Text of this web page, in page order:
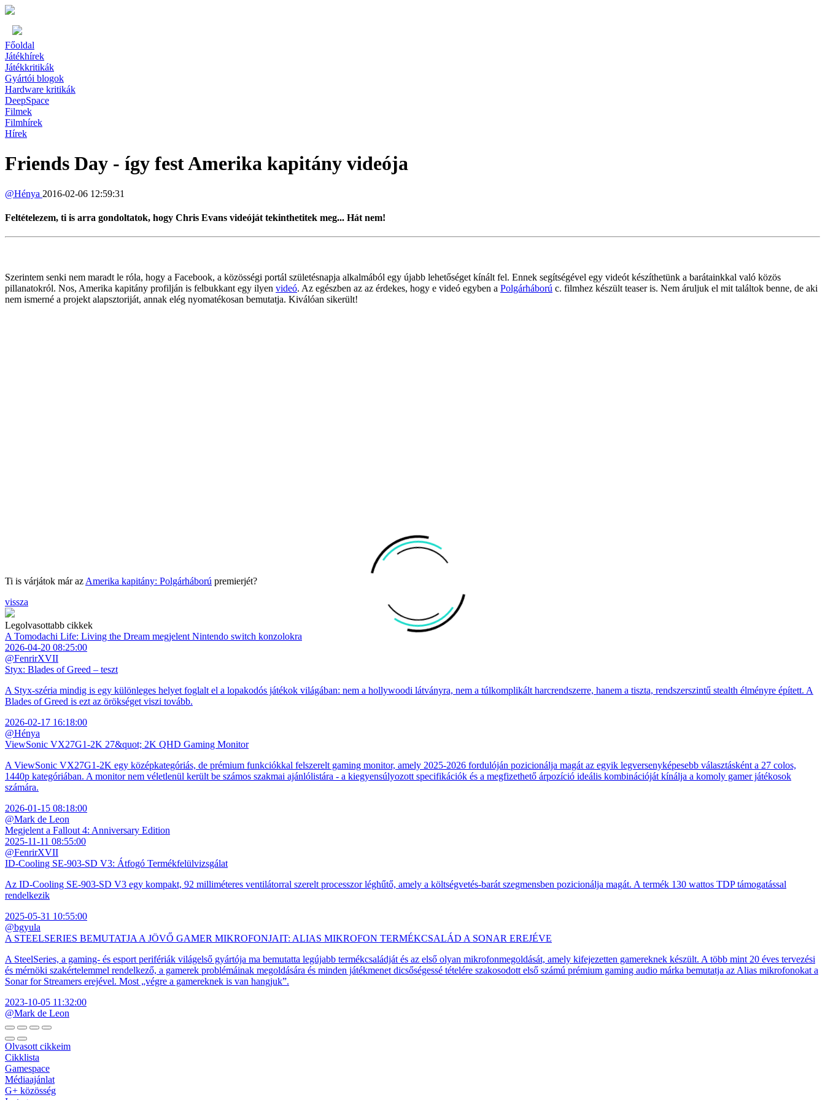
Főoldal
Játékhírek
Játékkritikák
Gyártói blogok
Hardware kritikák
DeepSpace
Filmek
Filmhírek
Hírek
Friends Day - így fest Amerika kapitány videója
@Hénya 2016-02-06 12:59:31
Feltételezem, ti is arra gondoltatok, hogy Chris Evans videóját tekinthetitek meg... Hát nem!
Szerintem senki nem maradt le róla, hogy a Facebook, a közösségi portál születésnapja alkalmából egy újabb lehetőséget kínált fel. Ennek segítségével egy videót készíthetünk a barátainkkal való közös
pillanatokról. Nos, Amerika kapitány profilján is felbukkant egy ilyen videó. Az egészben az az érdekes, hogy e videó egyben a Polgárháború c. filmhez készült teaser is. Nem áruljuk el mit találtok benne, de aki
nem ismerné a projekt alapsztoriját, annak elég nyomatékosan bemutatja. Kiválóan sikerült!
Ti is várjátok már az Amerika kapitány: Polgárháború premierjét?
vissza
Legolvasottabb cikkek
A Tomodachi Life: Living the Dream megjelent Nintendo switch konzolokra
2026-04-20 08:25:00
@FenrirXVII
Styx: Blades of Greed – teszt
A Styx-széria mindig is egy különleges helyet foglalt el a lopakodós játékok világában: nem a hollywoodi látványra, nem a túlkomplikált harcrendszerre, hanem a tiszta, rendszerszintű stealth élményre épített. A
Blades of Greed is ezt az örökséget viszi tovább.
2026-02-17 16:18:00
@Hénya
ViewSonic VX27G1-2K 27&quot; 2K QHD Gaming Monitor
A ViewSonic VX27G1-2K egy középkategóriás, de prémium funkciókkal felszerelt gaming monitor, amely 2025-2026 fordulóján pozicionálja magát az egyik legversenyképesebb választásként a 27 colos,
1440p kategóriában. A monitor nem véletlenül került be számos szakmai ajánlólistára - a kiegyensúlyozott specifikációk és a megfizethető árpozíció ideális kombinációját kínálja a komoly gamer játékosok
számára.
2026-01-15 08:18:00
@Mark de Leon
Megjelent a Fallout 4: Anniversary Edition
2025-11-11 08:55:00
@FenrirXVII
ID-Cooling SE-903-SD V3: Átfogó Termékfelülvizsgálat
Az ID-Cooling SE-903-SD V3 egy kompakt, 92 milliméteres ventilátorral szerelt processzor léghűtő, amely a költségvetés-barát szegmensben pozicionálja magát. A termék 130 wattos TDP támogatással
rendelkezik
2025-05-31 10:55:00
@bgyula
A STEELSERIES BEMUTATJA A JÖVŐ GAMER MIKROFONJAIT: ALIAS MIKROFON TERMÉKCSALÁD A SONAR EREJÉVE
A SteelSeries, a gaming- és esport perifériák világelső gyártója ma bemutatta legújabb termékcsaládját és az első olyan mikrofonmegoldását, amely kifejezetten gamereknek készült. A több mint 20 éves tervezési
és mérnöki szakértelemmel rendelkező, a gamerek problémáinak megoldására és minden játékmenet dicsőségessé tételére szakosodott első számú prémium gaming audio márka bemutatja az Alias mikrofonokat a
Sonar for Streamers erejével. Most „végre a gamereknek is van hangjuk”.
2023-10-05 11:32:00
@Mark de Leon
Olvasott cikkeim
Cikklista
Gamespace
Médiaajánlat
G+ közösség